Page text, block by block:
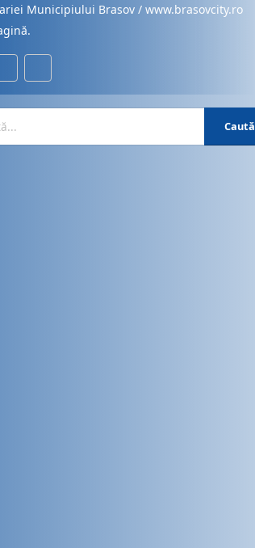
Municipiului Brasov / www.brasovcity.ro
Caută